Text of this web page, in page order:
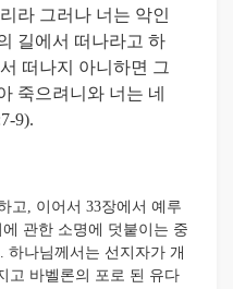
라 그러나 너는 악인
길에서 떠나라고 하
떠나지 아니하면 그
죽으려니와 너는 네
9).
고, 이어서 33장에서 예루
관한 소명에 덧붙이는 중
하나님께서는 선지자가 개
고 바벨론의 포로 된 유다